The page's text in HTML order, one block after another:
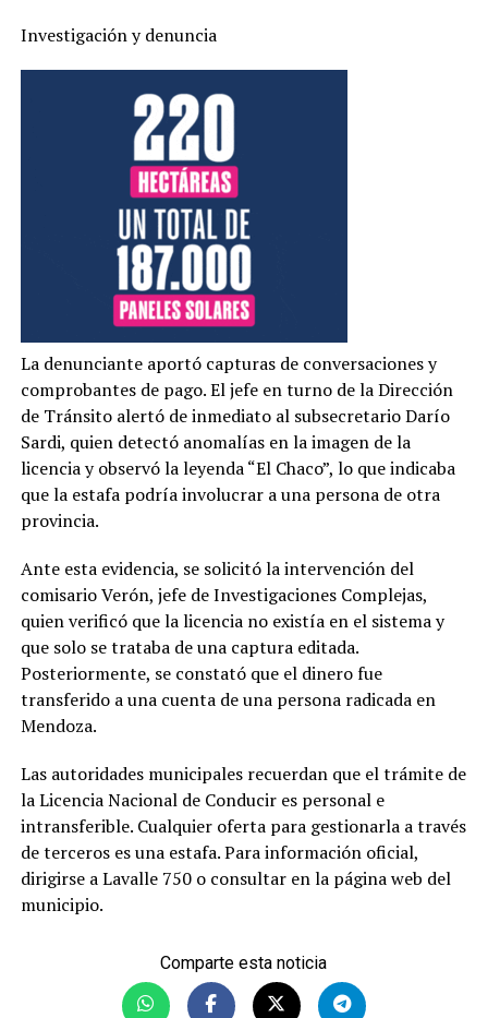
Investigación y denuncia
La denunciante aportó capturas de conversaciones y
comprobantes de pago. El jefe en turno de la Dirección
de Tránsito alertó de inmediato al subsecretario Darío
Sardi, quien detectó anomalías en la imagen de la
licencia y observó la leyenda “El Chaco”, lo que indicaba
que la estafa podría involucrar a una persona de otra
provincia.
Ante esta evidencia, se solicitó la intervención del
comisario Verón, jefe de Investigaciones Complejas,
quien verificó que la licencia no existía en el sistema y
que solo se trataba de una captura editada.
Posteriormente, se constató que el dinero fue
transferido a una cuenta de una persona radicada en
Mendoza.
Las autoridades municipales recuerdan que el trámite de
la Licencia Nacional de Conducir es personal e
intransferible. Cualquier oferta para gestionarla a través
de terceros es una estafa. Para información oficial,
dirigirse a Lavalle 750 o consultar en la página web del
municipio.
Comparte esta noticia